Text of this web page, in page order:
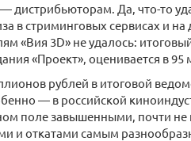
дистрибьюторам. Да, что-то
в стриминговых сервисах и
«Вия 3D» не удалось:
«Проект», оценивается в
рублей в итоговой
— в российской
поле завышенными, почти
и откатами самым